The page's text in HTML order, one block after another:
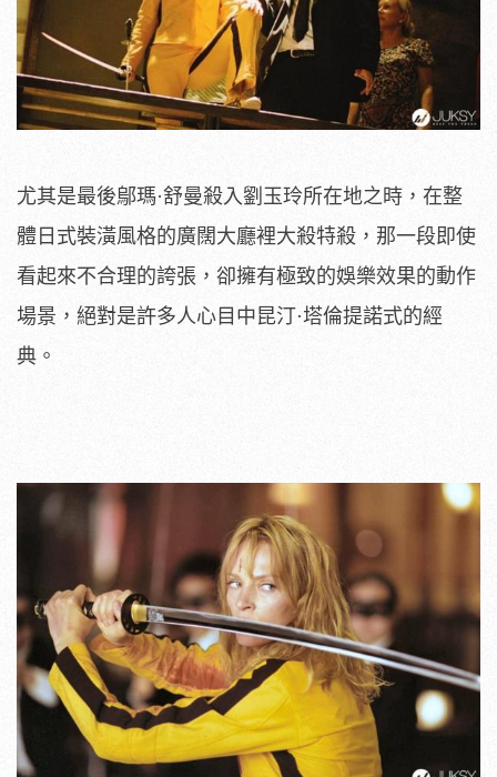
尤其是最後鄔瑪·舒曼殺入劉玉玲所在地之時，在整
體日式裝潢風格的廣闊大廳裡大殺特殺，那一段即使
看起來不合理的誇張，卻擁有極致的娛樂效果的動作
場景，絕對是許多人心目中昆汀·塔倫提諾式的經
典。